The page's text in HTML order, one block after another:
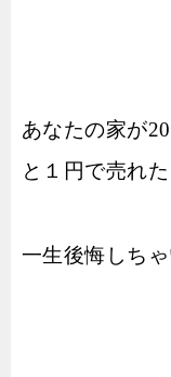
あなたの家が
と１円で売れた
一生後悔しち